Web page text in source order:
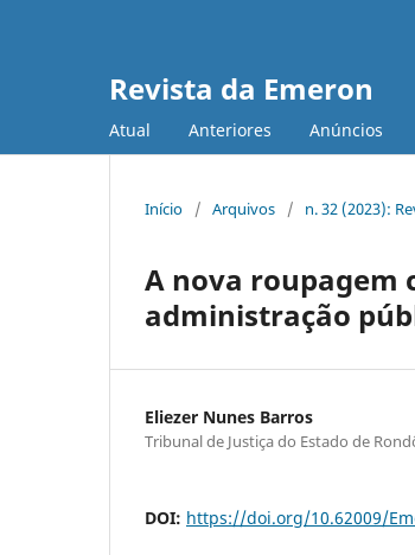
Revista da Emeron
Atual Anteriores Anúncios
Início / Arquivos / n. 32 (2023):
A nova roupagem
administração
Eliezer Nunes Barros
Tribunal de Justiça do Estado de
DOI: https://doi.org/10.62009/